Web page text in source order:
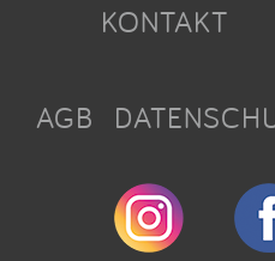
KONTAKT
AGB